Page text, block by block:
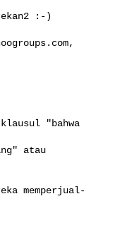
:-)
,
"bahwa
atau
memperjual-